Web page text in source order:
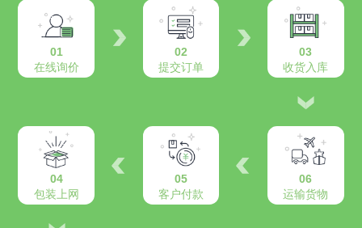
01
在线询价
02
提交订单
03
收货入库
04
包装上网
05
客户付款
06
运输货物